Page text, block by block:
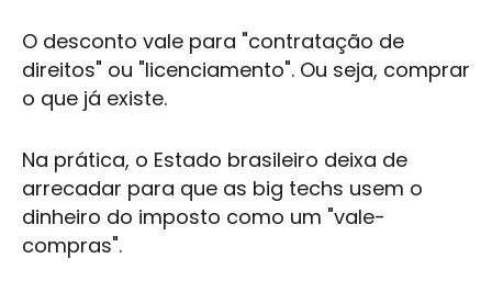
O desconto vale para "contratação de
direitos" ou "licenciamento". Ou seja, comprar
o que já existe.
Na prática, o Estado brasileiro deixa de
arrecadar para que as big techs usem o
dinheiro do imposto como um "vale-
compras".